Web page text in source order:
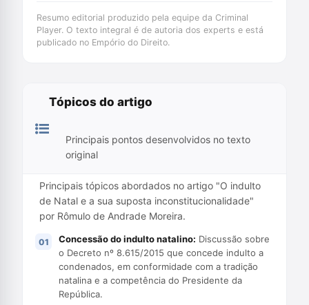
Resumo editorial produzido pela equipe da Criminal
Player. O texto integral é de autoria dos experts e está
publicado no Empório do Direito.
Tópicos do artigo
Principais pontos desenvolvidos no texto
original
Principais tópicos abordados no artigo "O indulto
de Natal e a sua suposta inconstitucionalidade"
por Rômulo de Andrade Moreira.
Concessão do indulto natalino: Discussão sobre
o Decreto nº 8.615/2015 que concede indulto a
condenados, em conformidade com a tradição
natalina e a competência do Presidente da
República.